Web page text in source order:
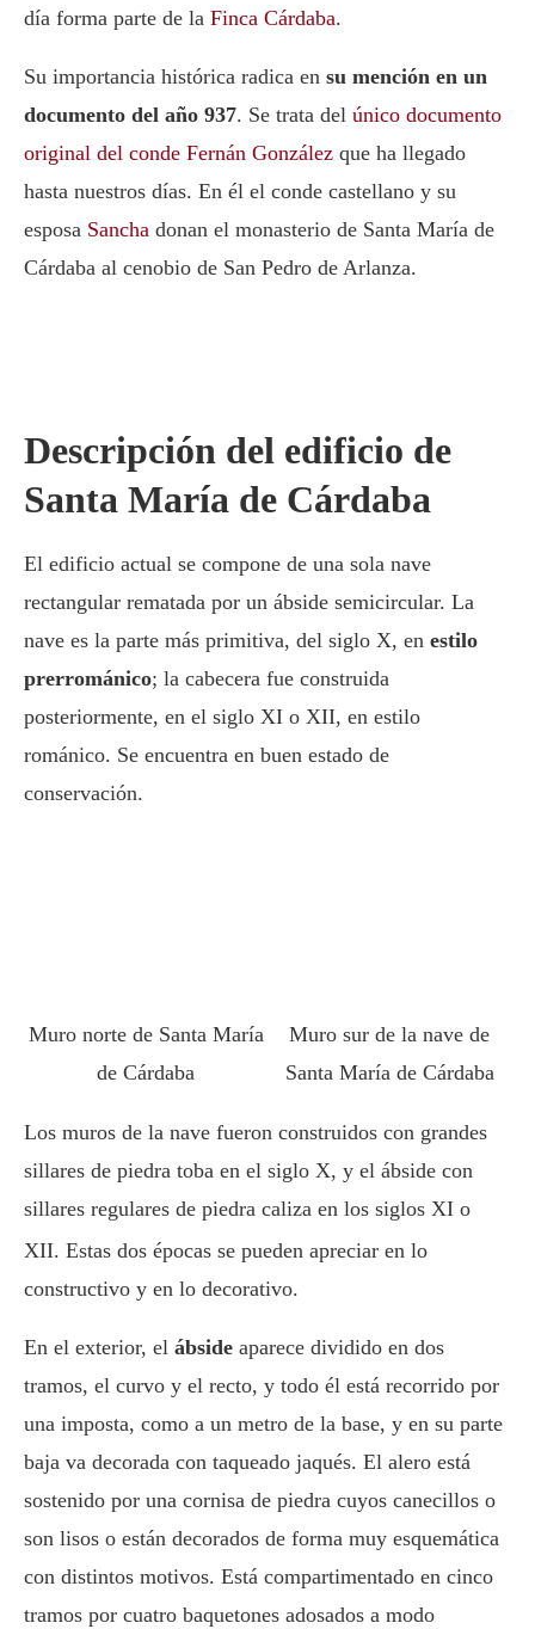
día forma parte de la Finca Cárdaba.
Su importancia histórica radica en su mención en un
documento del año 937. Se trata del único documento
original del conde Fernán González que ha llegado
hasta nuestros días. En él el conde castellano y su
esposa Sancha donan el monasterio de Santa María de
Cárdaba al cenobio de San Pedro de Arlanza.
Descripción del edificio de
Santa María de Cárdaba
El edificio actual se compone de una sola nave
rectangular rematada por un ábside semicircular. La
nave es la parte más primitiva, del siglo X, en estilo
prerrománico; la cabecera fue construida
posteriormente, en el siglo XI o XII, en estilo
románico. Se encuentra en buen estado de
conservación.
Muro norte de Santa María
de Cárdaba
Muro sur de la nave de
Santa María de Cárdaba
Los muros de la nave fueron construidos con grandes
sillares de piedra toba en el siglo X, y el ábside con
sillares regulares de piedra caliza en los siglos XI o
XII. Estas dos épocas se pueden apreciar en lo
constructivo y en lo decorativo.
En el exterior, el ábside aparece dividido en dos
tramos, el curvo y el recto, y todo él está recorrido por
una imposta, como a un metro de la base, y en su parte
baja va decorada con taqueado jaqués. El alero está
sostenido por una cornisa de piedra cuyos canecillos o
son lisos o están decorados de forma muy esquemática
con distintos motivos. Está compartimentado en cinco
tramos por cuatro baquetones adosados a modo